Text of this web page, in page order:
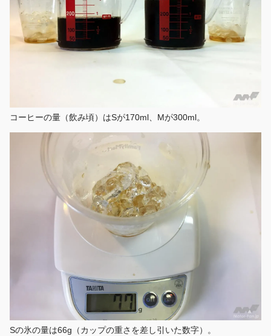
コーヒーの量（飲み頃）はSが170ml、Mが300ml。
Sの氷の量は66g（カップの重さを差し引いた数字）。